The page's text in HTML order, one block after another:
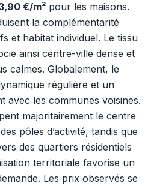
€/m² pour les maisons.
la complémentarité
et habitat individuel. Le tissu
ainsi centre-ville dense et
calmes. Globalement, le
régulière et un
avec les communes voisines.
majoritairement le centre
pôles d’activité, tandis que
des quartiers résidentiels
territoriale favorise un
Les prix observés se